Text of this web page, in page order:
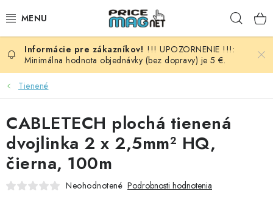
na
BATÉRIE
AUDIO - VIDEO
AUTO HI-FI
AUTOMOBIL
DOMÁCNOSŤ
!!! UPOZORNENIE !!!:
Minimálna hodnota objednávky (bez dopravy) je 5 €.
Tienené
CABLETECH plochá tienená
dvojlinka 2 x 2,5mm² HQ,
čierna, 100m
Neohodnotené Podrobnosti hodnotenia